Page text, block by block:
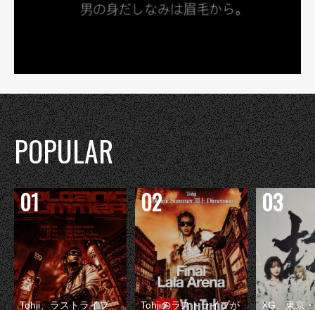
POPULAR
Tohji、ラストライブ
Tohjiのラストライブが
XG、東京